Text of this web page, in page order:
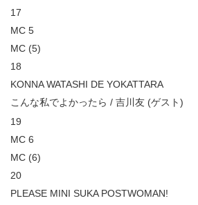
17
MC 5
MC (5)
18
KONNA WATASHI DE YOKATTARA
こんな私でよかったら / 吉川友 (ゲスト)
19
MC 6
MC (6)
20
PLEASE MINI SUKA POSTWOMAN!